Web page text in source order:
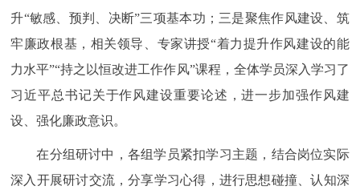
升“敏感、预判、决断”三项基本功；三是聚焦作风建设、筑
牢廉政根基，相关领导、专家讲授“着力提升作风建设的能
力水平”“持之以恒改进工作作风”课程，全体学员深入学习了
习近平总书记关于作风建设重要论述，进一步加强作风建
设、强化廉政意识。
在分组研讨中，各组学员紧扣学习主题，结合岗位实际
深入开展研讨交流，分享学习心得，进行思想碰撞、认知深